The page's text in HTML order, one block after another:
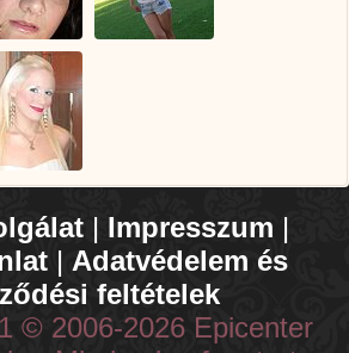
| Impresszum |
| Adatvédelem és
feltételek
© 2006-2026 Epicenter